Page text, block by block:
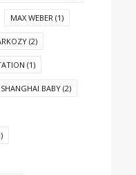
MAX WEBER (1)
(2)
(1)
SHANGHAI BABY (2)